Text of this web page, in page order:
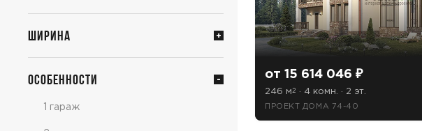
от 15 614 046 ₽
246 м2 · 4 комн. · 2 эт.
ПРОЕКТ ДОМА 74-40
Ширина
Особенности
1 гараж